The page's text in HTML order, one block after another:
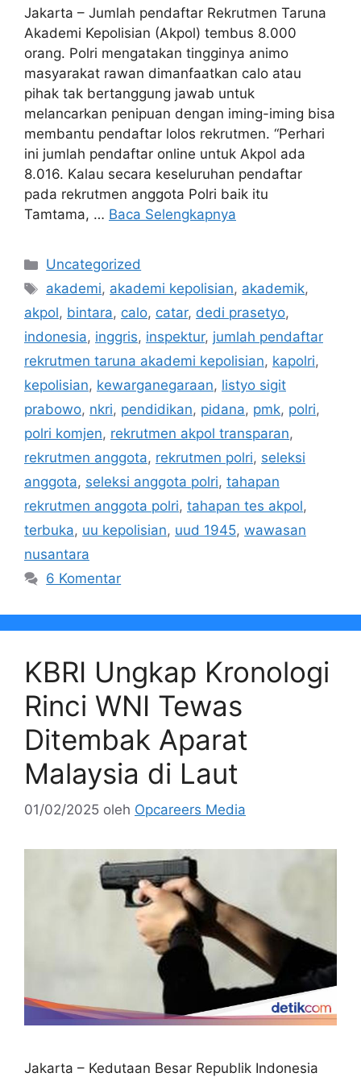
Jakarta – Jumlah pendaftar Rekrutmen Taruna
Akademi Kepolisian (Akpol) tembus 8.000
orang. Polri mengatakan tingginya animo
masyarakat rawan dimanfaatkan calo atau
pihak tak bertanggung jawab untuk
melancarkan penipuan dengan iming-iming bisa
membantu pendaftar lolos rekrutmen. “Perhari
ini jumlah pendaftar online untuk Akpol ada
8.016. Kalau secara keseluruhan pendaftar
pada rekrutmen anggota Polri baik itu
Tamtama, … Baca Selengkapnya
Kategori
Uncategorized
Tag
akademi, akademi kepolisian, akademik,
akpol, bintara, calo, catar, dedi prasetyo,
indonesia, inggris, inspektur, jumlah pendaftar
rekrutmen taruna akademi kepolisian, kapolri,
kepolisian, kewarganegaraan, listyo sigit
prabowo, nkri, pendidikan, pidana, pmk, polri,
polri komjen, rekrutmen akpol transparan,
rekrutmen anggota, rekrutmen polri, seleksi
anggota, seleksi anggota polri, tahapan
rekrutmen anggota polri, tahapan tes akpol,
terbuka, uu kepolisian, uud 1945, wawasan
nusantara
6 Komentar
KBRI Ungkap Kronologi
Rinci WNI Tewas
Ditembak Aparat
Malaysia di Laut
01/02/2025 oleh Opcareers Media
Jakarta – Kedutaan Besar Republik Indonesia